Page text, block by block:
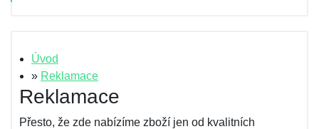
Úvod
» Reklamace
Reklamace
Přesto, že zde nabízíme zboží jen od kvalitních